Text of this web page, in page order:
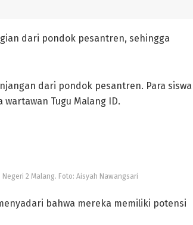
dari pondok pesantren, sehingga
dari pondok pesantren. Para siswa
Tugu Malang ID.
2 Malang. Foto: Aisyah Nawangsari
bahwa mereka memiliki potensi